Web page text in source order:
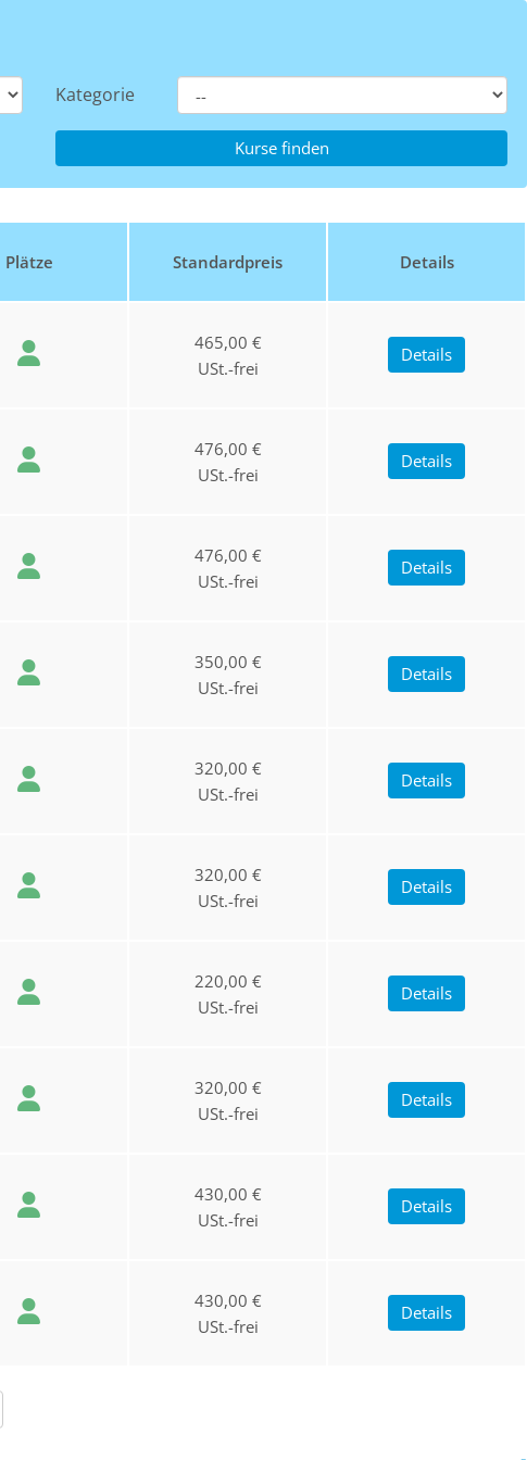
Kategorie
Plätze Standardpreis Details
465,00 €
USt.-frei
Details
476,00 €
USt.-frei
Details
476,00 €
USt.-frei
Details
350,00 €
USt.-frei
Details
320,00 €
USt.-frei
Details
320,00 €
USt.-frei
Details
220,00 €
USt.-frei
Details
320,00 €
USt.-frei
Details
430,00 €
USt.-frei
Details
430,00 €
USt.-frei
Details